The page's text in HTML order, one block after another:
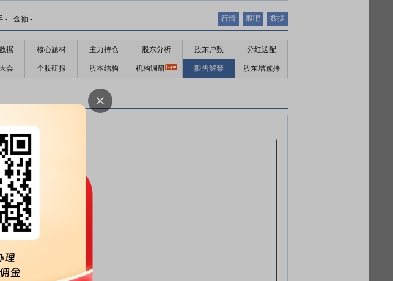
- 金额 - 行情 股吧 数据
据 核心题材 主力持仓 股东分析 股东户数 分红送配
会 个股研报 股本结构 机构调研 限售解禁 股东增减持